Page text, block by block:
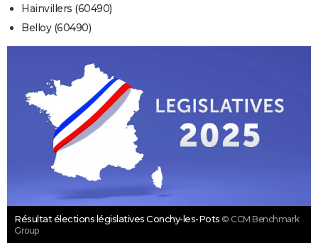
Hainvillers (60490)
Belloy (60490)
Résultat élections législatives Conchy-les-Pots © CCM Benchmark
Group